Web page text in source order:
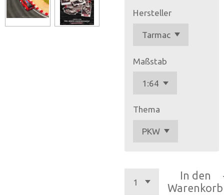
Hersteller
Maßstab
Thema
In den
Warenkorb